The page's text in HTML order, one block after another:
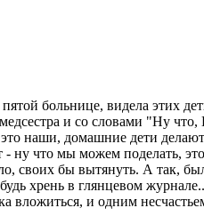
больнице, видела этих
и со словами "Ну что,
наши, домашние дети
что мы можем поделать, это
своих бы вытянуть. А
хрень в глянцевом
вложиться, и одним